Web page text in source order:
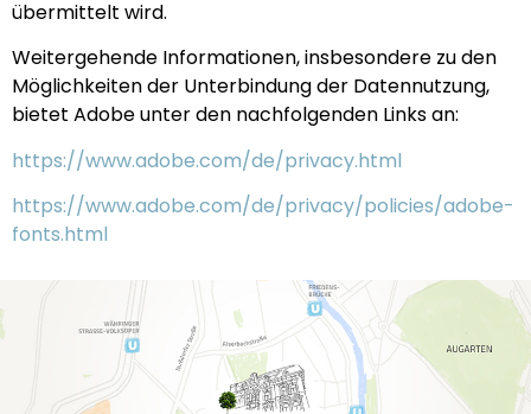
übermittelt wird.
Weitergehende Informationen, insbesondere zu den
Möglichkeiten der Unterbindung der Datennutzung,
bietet Adobe unter den nachfolgenden Links an:
https://www.adobe.com/de/privacy.html
https://www.adobe.com/de/privacy/policies/adobe-
fonts.html